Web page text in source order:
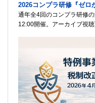
2026コンプラ研修『ゼロ
通年全4回のコンプラ研修
12:00開催。アーカイブ視聴